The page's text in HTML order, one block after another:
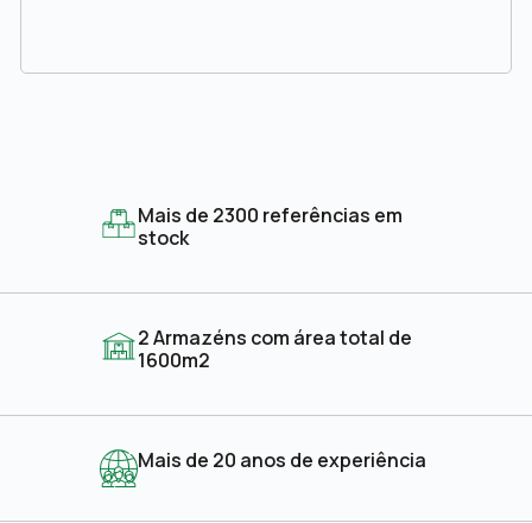
Mais de 2300 referências em
stock
2 Armazéns com área total de
1600m2
Mais de 20 anos de experiência